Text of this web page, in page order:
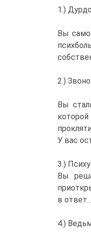
1.)
Вы
2.)
Вы
У вас
3.)
Вы
в ответ…
4.)